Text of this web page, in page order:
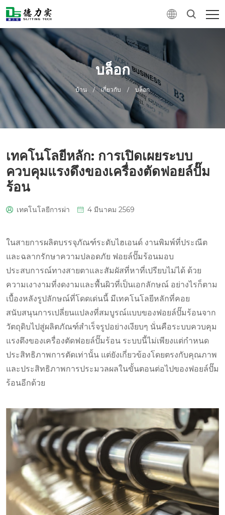
บล็อก
บ้าน / เกี่ยวกับ / บล็อก
เทคโนโลยีหลัก: การเปิดเผยระบบ
ควบคุมแรงดึงของเครื่องตัดฟอยล์ปั๊ม
ร้อน
เทคโนโลยีการผ่า 4 มีนาคม 2569
ในสายการผลิตบรรจุภัณฑ์ระดับไฮเอนด์ งานพิมพ์ที่ประณีต
และฉลากรักษาความปลอดภัย ฟอยล์ปั๊มร้อนมอบ
ประสบการณ์ทางสายตาและสัมผัสที่หาที่เปรียบไม่ได้ ด้วย
ความเงางามที่งดงามและพื้นผิวที่เป็นเอกลักษณ์ อย่างไรก็ตาม
เบื้องหลังรูปลักษณ์ที่โดดเด่นนี้ มีเทคโนโลยีหลักที่คอย
สนับสนุนการเปลี่ยนแปลงที่สมบูรณ์แบบของฟอยล์ปั๊มร้อนจาก
วัตถุดิบไปสู่ผลิตภัณฑ์สำเร็จรูปอย่างเงียบๆ นั่นคือระบบควบคุม
แรงตึงของเครื่องตัดฟอยล์ปั๊มร้อน ระบบนี้ไม่เพียงแต่กำหนด
ประสิทธิภาพการตัดเท่านั้น แต่ยังเกี่ยวข้องโดยตรงกับคุณภาพ
และประสิทธิภาพการประมวลผลในขั้นตอนต่อไปของฟอยล์ปั๊ม
ร้อนอีกด้วย